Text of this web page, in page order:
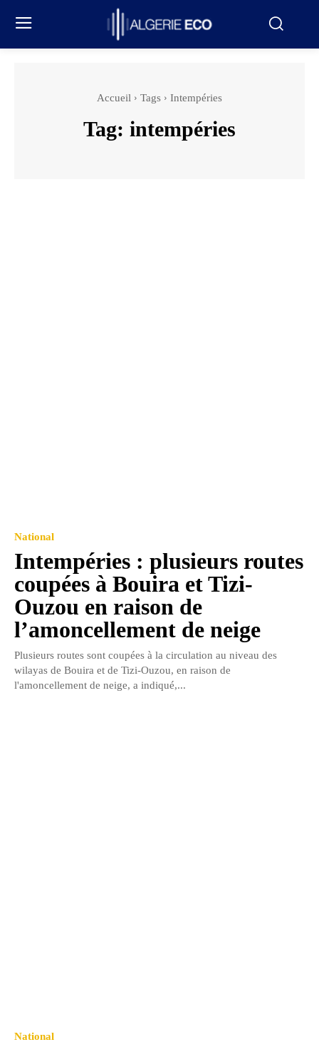
Accueil Tags Intempéries
Tag: intempéries
National
Intempéries : plusieurs routes
coupées à Bouira et Tizi-
Ouzou en raison de
l’amoncellement de neige
Plusieurs routes sont coupées à la circulation au niveau des
wilayas de Bouira et de Tizi-Ouzou, en raison de
l'amoncellement de neige, a indiqué,...
National